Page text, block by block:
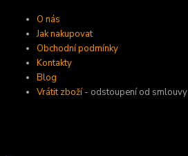
O nás
Jak nakupovat
Obchodní podmínky
Kontakty
Blog
Vrátit zboží- odstoupení od smlouvy